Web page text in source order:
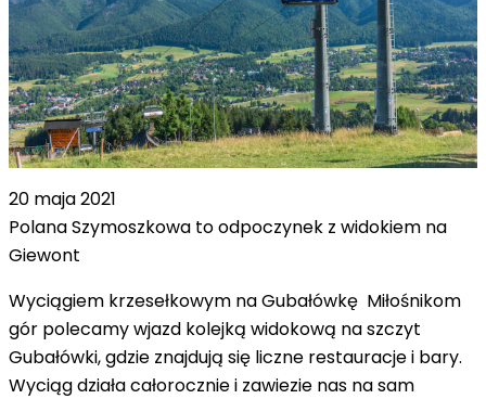
20 maja 2021
Polana Szymoszkowa to odpoczynek z widokiem na
Giewont
Wyciągiem krzesełkowym na Gubałówkę Miłośnikom
gór polecamy wjazd kolejką widokową na szczyt
Gubałówki, gdzie znajdują się liczne restauracje i bary.
Wyciąg działa całorocznie i zawiezie nas na sam